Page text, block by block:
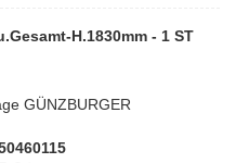
H.1830mm - 1 ST
GÜNZBURGER